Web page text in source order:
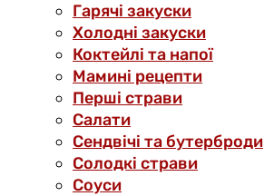
Гарячі закуски
Холодні закуски
Коктейлі та напої
Мамині рецепти
Перші страви
Салати
Сендвічі та бутерброди
Солодкі страви
Соуси